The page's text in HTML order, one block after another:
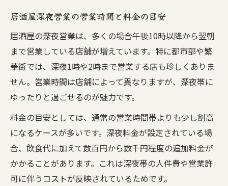
居酒屋深夜営業の営業時間と料金の目安
居酒屋の深夜営業は、多くの場合午後10時以降から翌朝
まで営業している店舗が増えています。特に都市部や繁
華街では、深夜1時や2時まで営業する店も珍しくありま
せん。営業時間は店舗によって異なりますが、深夜帯に
ゆったりと過ごせるのが魅力です。
料金の目安としては、通常の営業時間帯よりも少し割高
になるケースが多いです。深夜料金が設定されている場
合、飲食代に加えて数百円から数千円程度の追加料金が
かかることがあります。これは深夜帯の人件費や営業許
可に伴うコストが反映されているためです。